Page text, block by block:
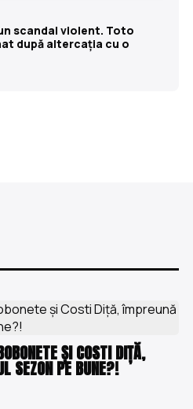
scandal violent. Toto
după altercația cu o
ȘI COSTI DIȚĂ,
SEZON PE BUNE?!